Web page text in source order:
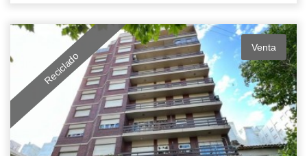
Reciclado
Venta